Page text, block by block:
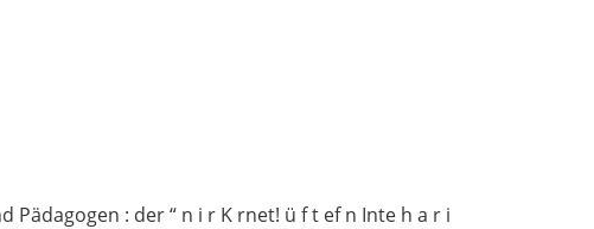
: der “ n i r K rnet! ü f t ef n Inte h a r i